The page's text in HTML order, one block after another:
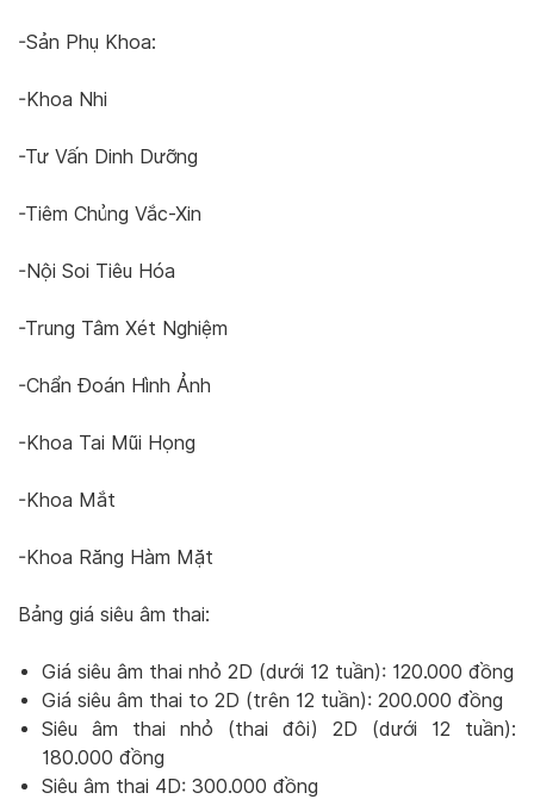
-Sản Phụ Khoa:
-Khoa Nhi
-Tư Vấn Dinh Dưỡng
-Tiêm Chủng Vắc-Xin
-Nội Soi Tiêu Hóa
-Trung Tâm Xét Nghiệm
-Chẩn Đoán Hình Ảnh
-Khoa Tai Mũi Họng
-Khoa Mắt
-Khoa Răng Hàm Mặt
Bảng giá siêu âm thai:
Giá siêu âm thai nhỏ 2D (dưới 12 tuần): 120.000 đồng
Giá siêu âm thai to 2D (trên 12 tuần): 200.000 đồng
Siêu âm thai nhỏ (thai đôi) 2D (dưới 12 tuần):
180.000 đồng
Siêu âm thai 4D: 300.000 đồng